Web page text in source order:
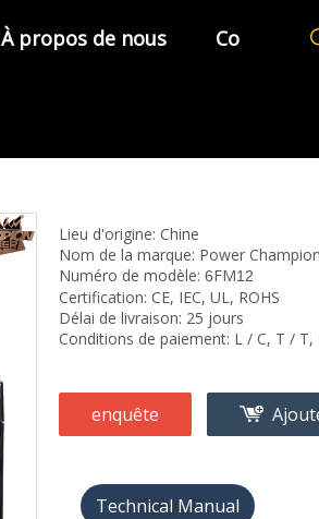
À propos de nous
Lieu d'origine: Chine
Nom de la marque: Power Champion
Numéro de modèle: 6FM12
Certification: CE, IEC, UL, ROHS
Délai de livraison: 25 jours
Conditions de paiement: L / C, T / T,
enquête
天猫购买